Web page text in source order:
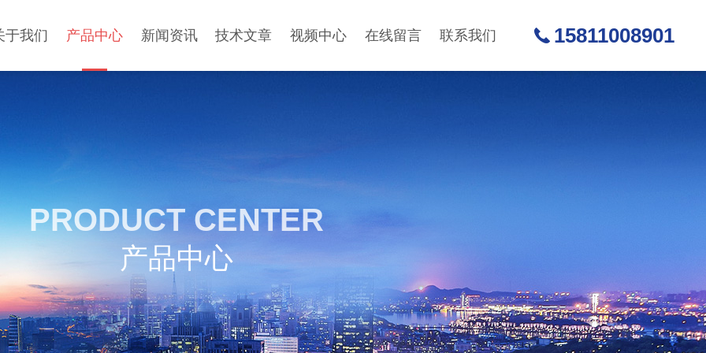
于我们 产品中心 新闻资讯 技术文章 视频中心 在线留言 联系我们 15811008901
PRODUCT CENTER
产品中心